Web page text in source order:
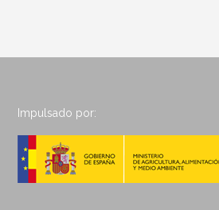
Impulsado por: